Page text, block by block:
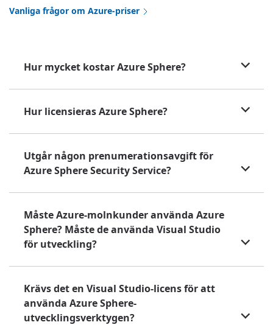
Vanliga frågor om Azure-priser
Hur mycket kostar Azure Sphere?
Hur licensieras Azure Sphere?
Utgår någon prenumerationsavgift för
Azure Sphere Security Service?
Måste Azure-molnkunder använda Azure
Sphere? Måste de använda Visual Studio
för utveckling?
Krävs det en Visual Studio-licens för att
använda Azure Sphere-
utvecklingsverktygen?